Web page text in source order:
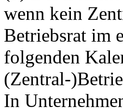
wenn kein
Betriebsrat im
folgenden
In